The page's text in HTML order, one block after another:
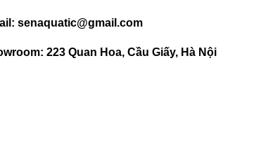
senaquatic@gmail.com
223 Quan Hoa, Cầu Giấy, Hà Nội